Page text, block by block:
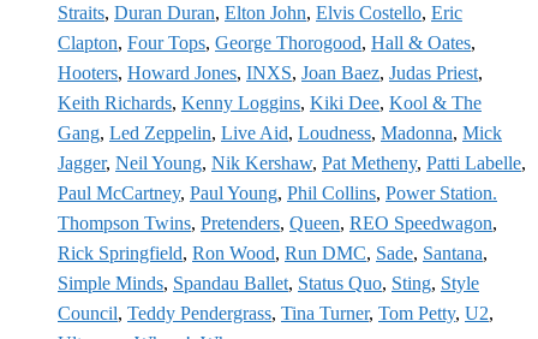
Straits, Duran Duran, Elton John, Elvis Costello, Eric
Clapton, Four Tops, George Thorogood, Hall & Oates,
Hooters, Howard Jones, INXS, Joan Baez, Judas Priest,
Keith Richards, Kenny Loggins, Kiki Dee, Kool & The
Gang, Led Zeppelin, Live Aid, Loudness, Madonna, Mick
Jagger, Neil Young, Nik Kershaw, Pat Metheny, Patti Labelle,
Paul McCartney, Paul Young, Phil Collins, Power Station.
Thompson Twins, Pretenders, Queen, REO Speedwagon,
Rick Springfield, Ron Wood, Run DMC, Sade, Santana,
Simple Minds, Spandau Ballet, Status Quo, Sting, Style
Council, Teddy Pendergrass, Tina Turner, Tom Petty, U2,